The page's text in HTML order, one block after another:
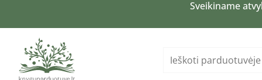
Sveikiname